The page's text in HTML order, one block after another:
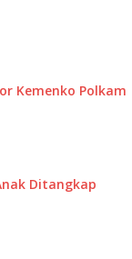
Kemenko Polkam
Ditangkap